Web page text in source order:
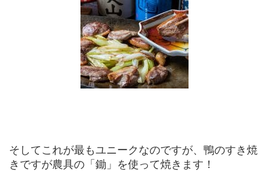
そしてこれが最もユニークなのですが、鴨のすき焼
きですが農具の「鋤」を使って焼きます！